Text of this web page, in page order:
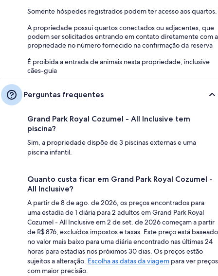
Somente hóspedes registrados podem ter acesso aos quartos.
A propriedade possui quartos conectados ou adjacentes, que
podem ser solicitados entrando em contato diretamente com a
propriedade no número fornecido na confirmação da reserva
É proibida a entrada de animais nesta propriedade, inclusive
cães-guia
Perguntas frequentes
Grand Park Royal Cozumel - All Inclusive tem
piscina?
Sim, a propriedade dispõe de 3 piscinas externas e uma
piscina infantil.
Quanto custa ficar em Grand Park Royal Cozumel -
All Inclusive?
A partir de 8 de ago. de 2026, os preços encontrados para
uma estadia de 1 diária para 2 adultos em Grand Park Royal
Cozumel - All Inclusive em 2 de set. de 2026 começam a partir
de R$ 876, excluídos impostos e taxas. Este preço está baseado
no valor mais baixo para uma diária encontrado nas últimas 24
horas para estadias nos próximos 30 dias. Os preços estão
sujeitos a alteração. Escolha as datas da viagem para ver preços
com maior precisão.